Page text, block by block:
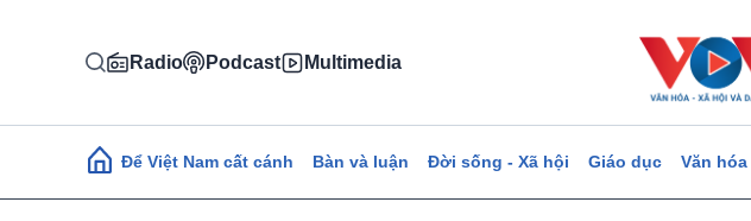
Radio Podcast Multimedia
Main navigation
Để Việt Nam cất cánh Bàn và luận Đời sống - Xã hội Giáo dục Văn